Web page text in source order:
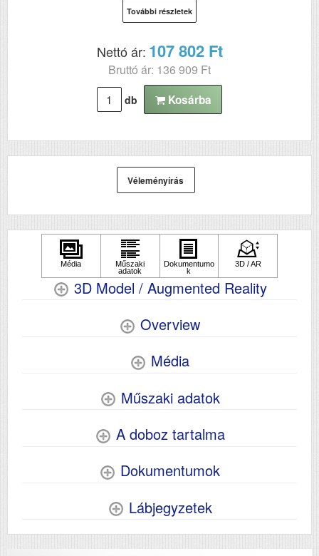
Hálózat
Wi-Fi
USB
Kétoldalas, duplex
nyomtatás
ADF (automatikus
lapolvasó)
Igen
DADF (automatikus
kétoldalas lapolvasás)
Felbontás (dpi)
4800x1200
Papírsúly g/m2
Tömeg (kg)
További részletek
Nettó ár: 107 802 Ft
Bruttó ár: 136 909 Ft
db Kosárba
Véleményírás
3D Model / Augmented Reality
Overview
Média
Műszaki adatok
A doboz tartalma
Dokumentumok
Lábjegyzetek